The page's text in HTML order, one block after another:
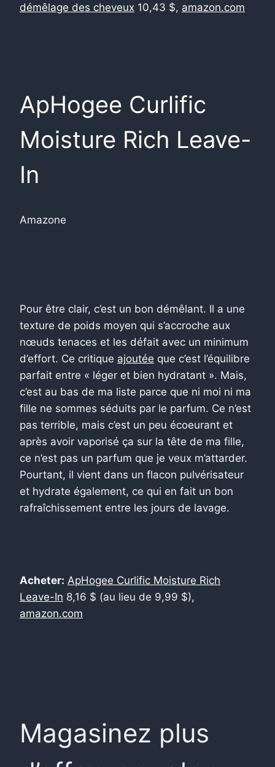
démêlage des cheveux 10,43 $, amazon.com
ApHogee Curlific
Moisture Rich Leave-
In
Amazone
Pour être clair, c’est un bon démêlant. Il a une
texture de poids moyen qui s’accroche aux
nœuds tenaces et les défait avec un minimum
d’effort. Ce critique ajoutée que c’est l’équilibre
parfait entre « léger et bien hydratant ». Mais,
c’est au bas de ma liste parce que ni moi ni ma
fille ne sommes séduits par le parfum. Ce n’est
pas terrible, mais c’est un peu écoeurant et
après avoir vaporisé ça sur la tête de ma fille,
ce n’est pas un parfum que je veux m’attarder.
Pourtant, il vient dans un flacon pulvérisateur
et hydrate également, ce qui en fait un bon
rafraîchissement entre les jours de lavage.
Acheter: ApHogee Curlific Moisture Rich
Leave-In 8,16 $ (au lieu de 9,99 $),
amazon.com
Magasinez plus